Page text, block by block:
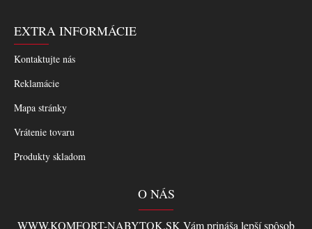
EXTRA INFORMÁCIE
Kontaktujte nás
Reklamácie
Mapa stránky
Vrátenie tovaru
Produkty skladom
O NÁS
WWW.KOMFORT-NABYTOK.SK Vám prináša lepší spôsob